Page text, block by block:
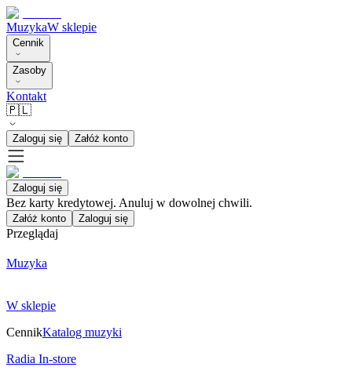
MuzykaW sklepie
Cennik
Zasoby
Kontakt
🇵🇱
Zaloguj się Załóż konto
Zaloguj się
Bez karty kredytowej. Anuluj w dowolnej chwili.
Załóż konto Zaloguj się
Przeglądaj
Muzyka
W sklepie
CennikKatalog muzyki
Radia In-store